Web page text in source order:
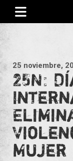
Saltar
contenido
25 noviembre,
25N:
Mujer